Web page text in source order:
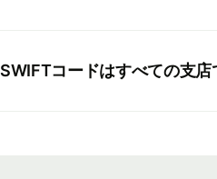
SWIFTコードはすべての支店